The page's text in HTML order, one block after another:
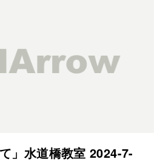
」水道橋教室 2024-7-